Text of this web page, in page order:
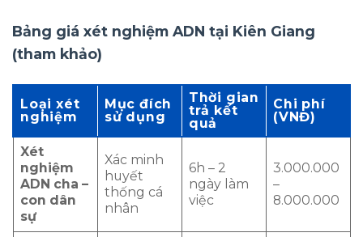
Bảng giá xét nghiệm ADN tại Kiên Giang
(tham khảo)
Loại xét
nghiệm
Mục đích
sử dụng
Thời gian
trả kết
quả
Chi phí
(VNĐ)
Xét
nghiệm
ADN cha –
con dân
sự
Xác minh
huyết
thống cá
nhân
6h – 2
ngày làm
việc
3.000.000
–
8.000.000